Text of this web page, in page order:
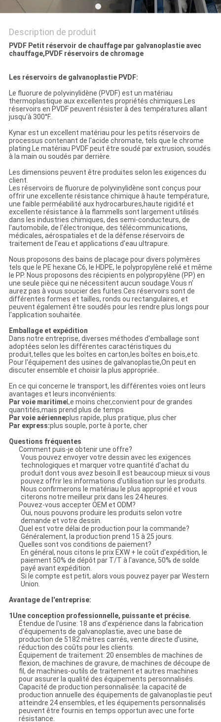
Description de produit
PVDF Petit réservoir de chauffage par galvanoplastie avec
chauffage,PVDF réservoirs de chromage
Les réservoirs de galvanoplastie PVDF:
Le fluorure de polyvinylidène (PVDF) est un matériau
thermoplastique aux excellentes propriétés chimiques.Les
réservoirs en PVDF peuvent résister à des températures allant
jusqu'à 300°F..
Kynar est un excellent matériau pour les petits réservoirs de
processus contenant de l'acide chromate, tels que le chrome
plating.Le matériau PVDF peut être soudé par extrusion, soudés
à la main ou soudés par derrière.
Les dimensions peuvent être produites selon les exigences du
client.
Les réservoirs de fluorure de polyvinylidène sont conçus pour
offrir une excellente résistance chimique à haute température,
une faible perméabilité aux hydrocarbures,haute rigidité et
excellente résistance à la flammeIls sont largement utilisés
dans les industries chimiques, des semi-conducteurs, de
l'automobile, de l'électronique, des télécommunications,
médicales, aérospatiales et de la défense.réservoirs de
traitement de l'eau et applications d'eau ultrapure.
Nous proposons des bains de placage pour divers polymères
tels que le PE hexane C6, le HDPE, le polypropylène relié et même
le PP. Nous proposons des récipients en polypropylène (PP) en
une seule pièce qui ne nécessitent aucun soudage.Vous n'
aurez pas à vous soucier des fuites.Ces réservoirs sont de
différentes formes et tailles, ronds ou rectangulaires, et
peuvent également être soudés pour les rendre plus longs pour
l'application souhaitée.
Emballage et expédition
Dans notre entreprise, diverses méthodes d'emballage sont
adoptées selon les différentes caractéristiques du
produit,telles que les boîtes en carton,les boîtes en bois,etc.
Pour l'équipement des usines de galvanoplastie,On peut en
discuter ensemble et choisir la plus appropriée..
En ce qui concerne le transport, les différentes voies ont leurs
avantages et leurs inconvénients:
Par voie maritimeLe moins cher,convient pour de grandes
quantités,mais prend plus de temps
Par voie aérienneplus rapide, plus pratique, plus cher
Par express:plus souple, porte à porte, cher
Questions fréquentes
Comment puis-je obtenir une offre?
Vous pouvez envoyer votre dessin avec les exigences
technologiques et marquer votre quantité d'achat du
produit dont vous avez besoin.Il est beaucoup mieux si vous
pouvez offrir les informations d'utilisation sur les produits.
Nous confirmerons le matériau le plus approprié et vous
citerons notre meilleur prix dans les 24 heures.
Pouvez-vous accepter OEM et ODM?
Oui, nous pouvons produire les produits selon votre
demande et votre dessin.
Quel est votre délai de production pour la commande?
Généralement, la production prend 15 à 25 jours.
Quelles sont vos conditions de paiement?
En général, nous citons le prix EXW + le coût d'expédition, le
paiement 50% de dépôt par T/T à l'avance, 50% de solde
payé avant expédition.
Si le compte est petit, alors vous pouvez payer par Western
Union.
Avantage de l'entreprise:
1Une conception professionnelle, puissante et précise.
Étendue de l'usine: 18 ans d'expérience dans la fabrication
d'équipements de galvanoplastie, avec une base de
production de 5182 mètres carrés, vente directe d'usine,
réduction des coûts pour les clients.
Équipement de traitement: 20 ensembles de machines de
flexion, de machines de gravure, de machines de découpe de
fil, de machines-outils de traitement et autres machines
pour assurer la qualité des équipements personnalisés.
Capacité de production personnalisée: la capacité de
production annuelle des équipements de galvanoplastie peut
atteindre 24 ensembles, et les équipements personnalisés
peuvent être fournis en temps opportun avec une forte
résistance.